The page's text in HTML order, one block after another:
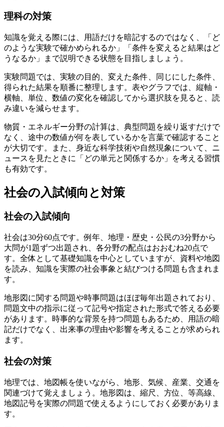
理科の対策
知識を覚える際には、用語だけを暗記するのではなく、「ど
のような実験で確かめられるか」「条件を変えると結果はど
うなるか」まで説明できる状態を目指しましょう。
実験問題では、実験の目的、変えた条件、同じにした条件、
得られた結果を順番に整理します。表やグラフでは、縦軸・
横軸、単位、数値の変化を確認してから選択肢を見ると、読
み違いを減らせます。
物質・エネルギー分野の計算は、典型問題を繰り返すだけで
なく、途中の数値が何を表しているかを言葉で確認すること
が大切です。また、身近な科学技術や自然現象について、ニ
ュースを見たときに「どの単元と関係するか」を考える習慣
も有効です。
社会の入試傾向と対策
社会の入試傾向
社会は30分60点です。例年、地理・歴史・公民の3分野から
大問が1題ずつ出題され、各分野の配点はおおむね20点で
す。全体として基礎知識を中心としていますが、資料や地図
を読み、知識を実際の社会事象と結びつける問題も含まれま
す。
地形図に関する問題や時事問題はほぼ毎年出題されており、
問題文中の指示に従って記号や指定された形式で答える必要
があります。 時事的な背景を持つ問題もあるため、用語の暗
記だけでなく、出来事の理由や影響を考えることが求められ
ます。
社会の対策
地理では、地図帳を使いながら、地形、気候、産業、交通を
関連づけて覚えましょう。 地形図は、縮尺、方位、等高線、
地図記号を実際の問題で使えるようにしておく必要がありま
す。